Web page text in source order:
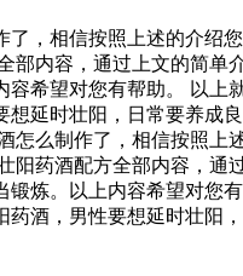
，相信按照上述的介绍
内容，通过上文的简
希望对您有帮助。 以
延时壮阳，日常要养成
么制作了，相信按照上
药酒配方全部内容，
炼。以上内容希望对您
酒，男性要想延时壮